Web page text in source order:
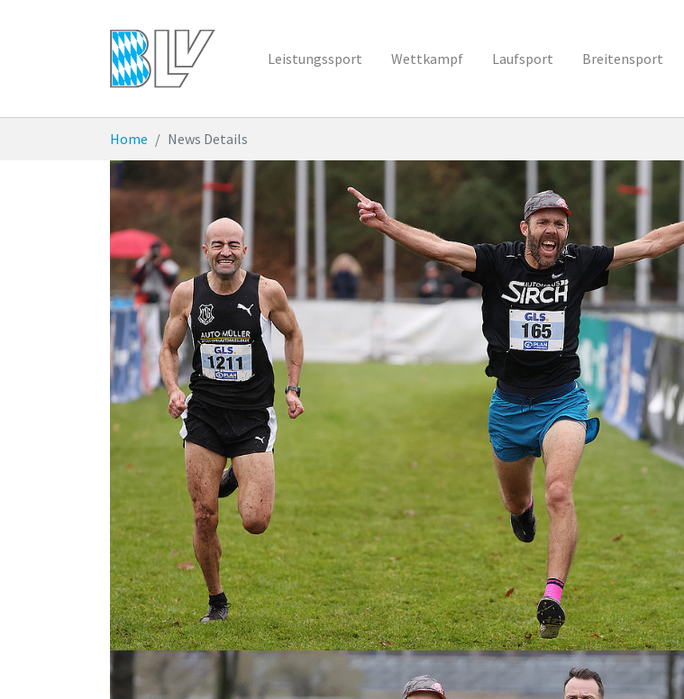
Leistungssport Wettkampf Laufsport Breitensport
Home News Details